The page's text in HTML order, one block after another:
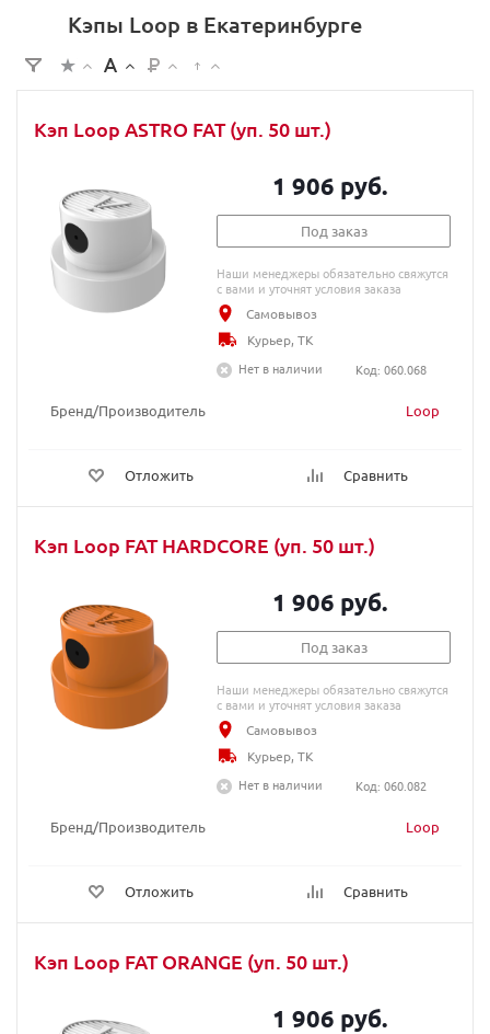
Кэпы Loop в Екатеринбурге
Кэп Loop ASTRO FAT (уп. 50 шт.)
Бренд/Производитель Loop
Отложить Сравнить
1 906 руб.
Под заказ
Наши менеджеры обязательно свяжутся
с вами и уточнят условия заказа
Самовывоз
Курьер, ТК
Нет в наличии
Код: 060.068
Кэп Loop FAT HARDCORE (уп. 50 шт.)
Бренд/Производитель Loop
Отложить Сравнить
1 906 руб.
Под заказ
Наши менеджеры обязательно свяжутся
с вами и уточнят условия заказа
Самовывоз
Курьер, ТК
Нет в наличии
Код: 060.082
Кэп Loop FAT ORANGE (уп. 50 шт.)
1 906 руб.